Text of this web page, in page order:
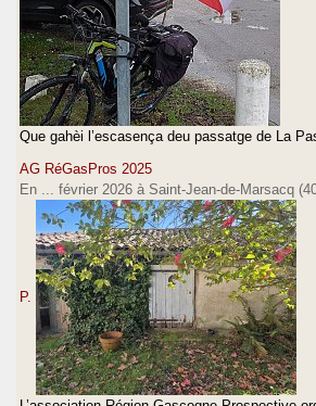
Que gahèi l’escasença deu passatge de La
AG RéGasPros 2025
En ... février 2026 à Saint-Jean-de-Marsacq
P.